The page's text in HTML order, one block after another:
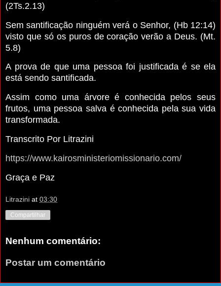
(2Ts.2.13)
Sem santificação ninguém verá o Senhor, (Hb 12:14)
visto que só os puros de coração verão a Deus. (Mt.
5.8)
A prova de que uma pessoa foi justificada é se ela
está sendo santificada.
Assim como uma árvore é conhecida pelos seus
frutos, uma pessoa salva é conhecida pela sua vida
transformada.
Transcrito Por Litrazini
https://www.kairosministeriomissionario.com/
Graça e Paz
Litrazini at 03:30
Compartilhar
Nenhum comentário:
Postar um comentário